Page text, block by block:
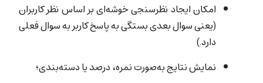
امکان ایجاد نظرسنجی خوشه‌ای بر اساس نظر کاربران
(یعنی سوال بعدی بستگی به پاسخ کاربر به سوال فعلی
دارد.)
نمایش نتایج به‌صورت نمره، درصد یا دسته‌بندی؛